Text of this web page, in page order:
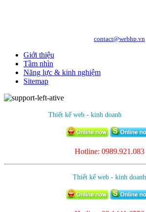
contact@webhp.vn
Giới thiệu
Tầm nhìn
Năng lực & kinh nghiệm
Sitemap
Thiết kế web - kinh doanh
Hotline: 0989.921.083
Thiết kế web - kinh doanh